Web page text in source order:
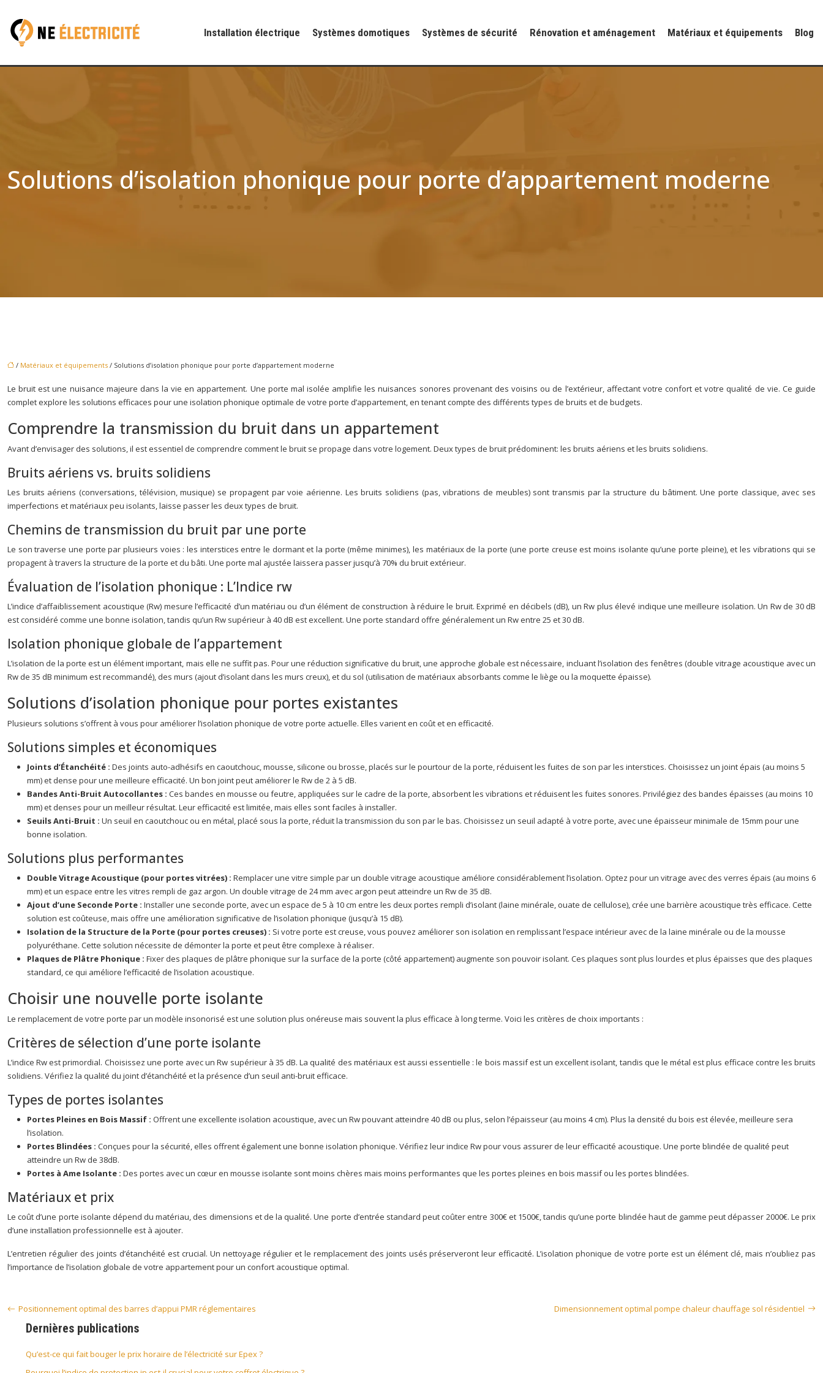
Installation électrique Systèmes domotiques Systèmes de sécurité Rénovation et aménagement Matériaux et équipements Blog
Solutions d’isolation phonique pour porte d’appartement moderne
/ Matériaux et équipements / Solutions d’isolation phonique pour porte d’appartement moderne
Le bruit est une nuisance majeure dans la vie en appartement. Une porte mal isolée amplifie les nuisances sonores provenant des voisins ou de l’extérieur, affectant votre confort et votre qualité de vie. Ce guide
complet explore les solutions efficaces pour une isolation phonique optimale de votre porte d’appartement, en tenant compte des différents types de bruits et de budgets.
Comprendre la transmission du bruit dans un appartement
Avant d’envisager des solutions, il est essentiel de comprendre comment le bruit se propage dans votre logement. Deux types de bruit prédominent: les bruits aériens et les bruits solidiens.
Bruits aériens vs. bruits solidiens
Les bruits aériens (conversations, télévision, musique) se propagent par voie aérienne. Les bruits solidiens (pas, vibrations de meubles) sont transmis par la structure du bâtiment. Une porte classique, avec ses
imperfections et matériaux peu isolants, laisse passer les deux types de bruit.
Chemins de transmission du bruit par une porte
Le son traverse une porte par plusieurs voies : les interstices entre le dormant et la porte (même minimes), les matériaux de la porte (une porte creuse est moins isolante qu’une porte pleine), et les vibrations qui se
propagent à travers la structure de la porte et du bâti. Une porte mal ajustée laissera passer jusqu’à 70% du bruit extérieur.
Évaluation de l’isolation phonique : L’Indice rw
L’indice d’affaiblissement acoustique (Rw) mesure l’efficacité d’un matériau ou d’un élément de construction à réduire le bruit. Exprimé en décibels (dB), un Rw plus élevé indique une meilleure isolation. Un Rw de 30 dB
est considéré comme une bonne isolation, tandis qu’un Rw supérieur à 40 dB est excellent. Une porte standard offre généralement un Rw entre 25 et 30 dB.
Isolation phonique globale de l’appartement
L’isolation de la porte est un élément important, mais elle ne suffit pas. Pour une réduction significative du bruit, une approche globale est nécessaire, incluant l’isolation des fenêtres (double vitrage acoustique avec un
Rw de 35 dB minimum est recommandé), des murs (ajout d’isolant dans les murs creux), et du sol (utilisation de matériaux absorbants comme le liège ou la moquette épaisse).
Solutions d’isolation phonique pour portes existantes
Plusieurs solutions s’offrent à vous pour améliorer l’isolation phonique de votre porte actuelle. Elles varient en coût et en efficacité.
Solutions simples et économiques
Joints d’Étanchéité : Des joints auto-adhésifs en caoutchouc, mousse, silicone ou brosse, placés sur le pourtour de la porte, réduisent les fuites de son par les interstices. Choisissez un joint épais (au moins 5
mm) et dense pour une meilleure efficacité. Un bon joint peut améliorer le Rw de 2 à 5 dB.
Bandes Anti-Bruit Autocollantes : Ces bandes en mousse ou feutre, appliquées sur le cadre de la porte, absorbent les vibrations et réduisent les fuites sonores. Privilégiez des bandes épaisses (au moins 10
mm) et denses pour un meilleur résultat. Leur efficacité est limitée, mais elles sont faciles à installer.
Seuils Anti-Bruit : Un seuil en caoutchouc ou en métal, placé sous la porte, réduit la transmission du son par le bas. Choisissez un seuil adapté à votre porte, avec une épaisseur minimale de 15mm pour une
bonne isolation.
Solutions plus performantes
Double Vitrage Acoustique (pour portes vitrées) : Remplacer une vitre simple par un double vitrage acoustique améliore considérablement l’isolation. Optez pour un vitrage avec des verres épais (au moins 6
mm) et un espace entre les vitres rempli de gaz argon. Un double vitrage de 24 mm avec argon peut atteindre un Rw de 35 dB.
Ajout d’une Seconde Porte : Installer une seconde porte, avec un espace de 5 à 10 cm entre les deux portes rempli d’isolant (laine minérale, ouate de cellulose), crée une barrière acoustique très efficace. Cette
solution est coûteuse, mais offre une amélioration significative de l’isolation phonique (jusqu’à 15 dB).
Isolation de la Structure de la Porte (pour portes creuses) : Si votre porte est creuse, vous pouvez améliorer son isolation en remplissant l’espace intérieur avec de la laine minérale ou de la mousse
polyuréthane. Cette solution nécessite de démonter la porte et peut être complexe à réaliser.
Plaques de Plâtre Phonique : Fixer des plaques de plâtre phonique sur la surface de la porte (côté appartement) augmente son pouvoir isolant. Ces plaques sont plus lourdes et plus épaisses que des plaques
standard, ce qui améliore l’efficacité de l’isolation acoustique.
Choisir une nouvelle porte isolante
Le remplacement de votre porte par un modèle insonorisé est une solution plus onéreuse mais souvent la plus efficace à long terme. Voici les critères de choix importants :
Critères de sélection d’une porte isolante
L’indice Rw est primordial. Choisissez une porte avec un Rw supérieur à 35 dB. La qualité des matériaux est aussi essentielle : le bois massif est un excellent isolant, tandis que le métal est plus efficace contre les bruits
solidiens. Vérifiez la qualité du joint d’étanchéité et la présence d’un seuil anti-bruit efficace.
Types de portes isolantes
Portes Pleines en Bois Massif : Offrent une excellente isolation acoustique, avec un Rw pouvant atteindre 40 dB ou plus, selon l’épaisseur (au moins 4 cm). Plus la densité du bois est élevée, meilleure sera
l’isolation.
Portes Blindées : Conçues pour la sécurité, elles offrent également une bonne isolation phonique. Vérifiez leur indice Rw pour vous assurer de leur efficacité acoustique. Une porte blindée de qualité peut
atteindre un Rw de 38dB.
Portes à Ame Isolante : Des portes avec un cœur en mousse isolante sont moins chères mais moins performantes que les portes pleines en bois massif ou les portes blindées.
Matériaux et prix
Le coût d’une porte isolante dépend du matériau, des dimensions et de la qualité. Une porte d’entrée standard peut coûter entre 300€ et 1500€, tandis qu’une porte blindée haut de gamme peut dépasser 2000€. Le prix
d’une installation professionnelle est à ajouter.
L’entretien régulier des joints d’étanchéité est crucial. Un nettoyage régulier et le remplacement des joints usés préserveront leur efficacité. L’isolation phonique de votre porte est un élément clé, mais n’oubliez pas
l’importance de l’isolation globale de votre appartement pour un confort acoustique optimal.
Positionnement optimal des barres d’appui PMR réglementaires Dimensionnement optimal pompe chaleur chauffage sol résidentiel
Dernières publications
Qu’est-ce qui fait bouger le prix horaire de l’électricité sur Epex ?